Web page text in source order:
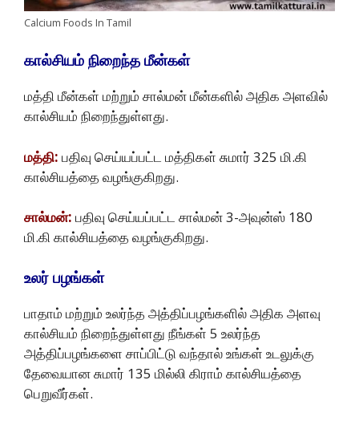
Calcium Foods In Tamil
கால்சியம் நிறைந்த மீன்கள்
மத்தி மீன்கள் மற்றும் சால்மன் மீன்களில் அதிக அளவில்
கால்சியம் நிறைந்துள்ளது.
மத்தி: பதிவு செய்யப்பட்ட மத்திகள் சுமார் 325 மி.கி
கால்சியத்தை வழங்குகிறது.
சால்மன்: பதிவு செய்யப்பட்ட சால்மன் 3-அவுன்ஸ் 180
மி.கி கால்சியத்தை வழங்குகிறது.
உலர் பழங்கள்
பாதாம் மற்றும் உலர்ந்த அத்திப்பழங்களில் அதிக அளவு
கால்சியம் நிறைந்துள்ளது நீங்கள் 5 உலர்ந்த
அத்திப்பழங்களை சாப்பிட்டு வந்தால் உங்கள் உடலுக்கு
தேவையான சுமார் 135 மில்லி கிராம் கால்சியத்தை
பெறுவீர்கள்.